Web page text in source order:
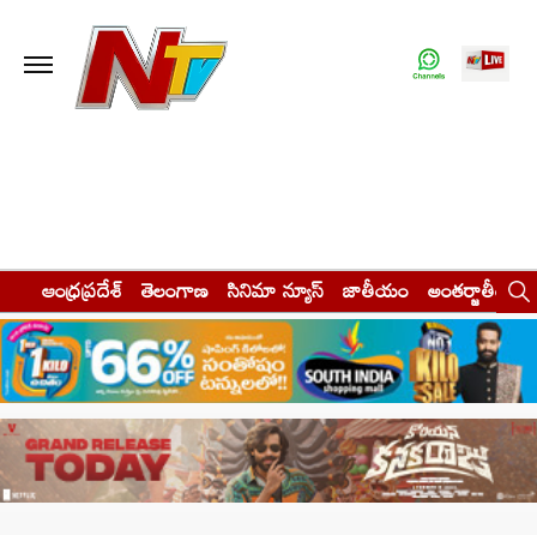
ఆంధ్రప్రదేశ్ తెలంగాణ సినిమా న్యూస్ జాతీయం అంతర్జాతీయం